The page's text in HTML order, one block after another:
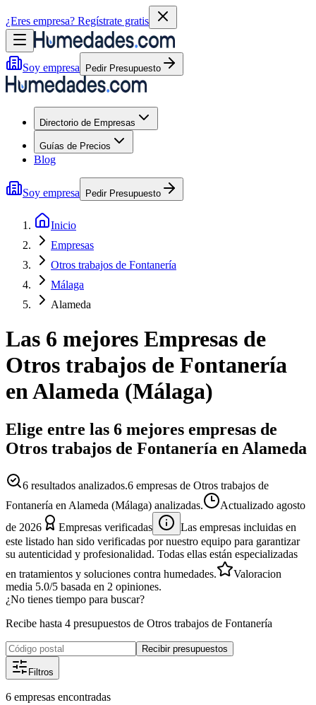
¿Eres empresa? Regístrate gratis
Soy empresa Pedir Presupuesto
Directorio de Empresas
Guías de Precios
Blog
Soy empresa Pedir Presupuesto
Inicio
Empresas
Otros trabajos de Fontanería
Málaga
Alameda
Las 6 mejores Empresas de
Otros trabajos de Fontanería
enAlameda (Málaga)
Elige entre las 6 mejores empresas de
Otros trabajos de Fontanería en Alameda
6 resultados analizados.6 empresas de Otros trabajos de
Fontanería en Alameda (Málaga) analizadas.
Actualizado agosto
de 2026
Empresas verificadas
Las empresas incluidas en
este listado han sido verificadas por nuestro equipo para garantizar
su autenticidad y profesionalidad. Todas ellas están especializadas
en tratamientos y soluciones contra humedades.
Valoracion
media 5.0/5 basada en 2 opiniones.
¿No tienes tiempo para buscar?
Recibe hasta 4 presupuestos de Otros trabajos de Fontanería
Recibir presupuestos
Filtros
6 empresas encontradas